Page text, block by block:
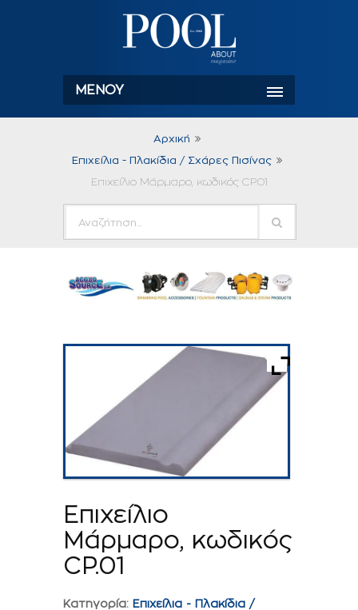
ΜΕΝΟΎ
Αρχική
Επιχείλια - Πλακίδια / Σχάρες Πισίνας
Επιχείλιο Μάρμαρο, κωδικός CP.01
Επιχείλιο
Μάρμαρο, κωδικός
CP.01
Κατηγορία: Επιχείλια - Πλακίδια /